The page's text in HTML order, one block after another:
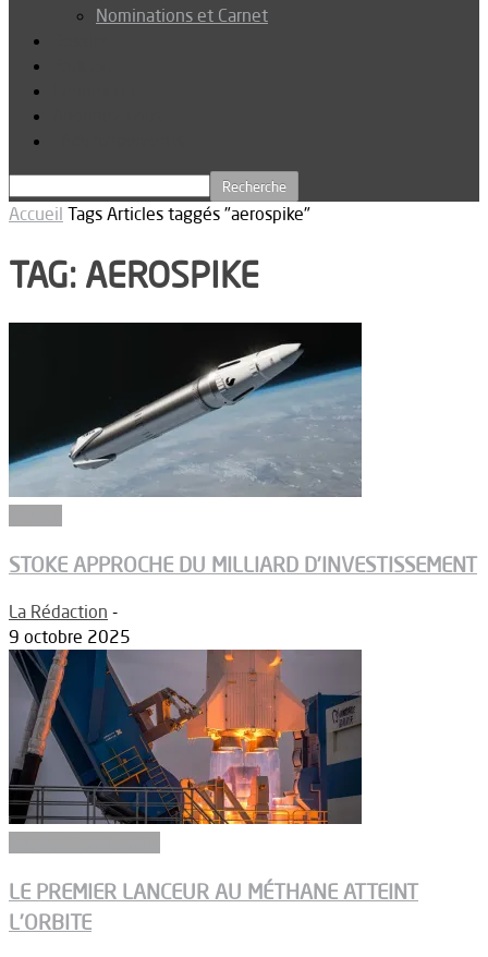
Nominations et Carnet
Accueil Tags Articles taggés "aerospike"
TAG: AEROSPIKE
STOKE APPROCHE DU MILLIARD D’INVESTISSEMENT
La Rédaction -
9 octobre 2025
LE PREMIER LANCEUR AU MÉTHANE ATTEINT
L’ORBITE